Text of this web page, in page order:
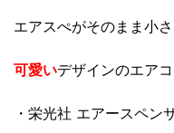
エアスぺがそのまま小
可愛いデザインのエア
・栄光社 エアースペン